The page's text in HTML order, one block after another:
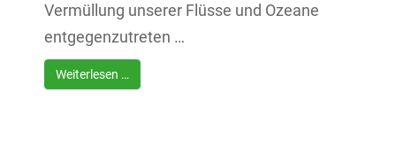
Vermüllung unserer Flüsse und Ozeane
entgegenzutreten …
Weiterlesen …